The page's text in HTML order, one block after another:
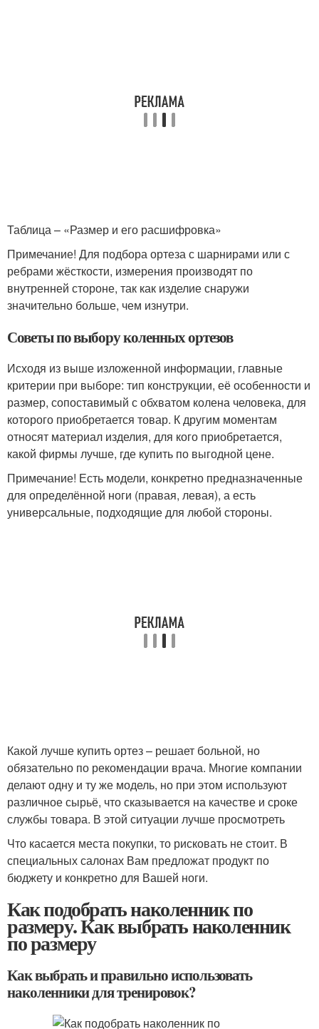
Таблица – «Размер и его расшифровка»
Примечание! Для подбора ортеза с шарнирами или с
ребрами жёсткости, измерения производят по
внутренней стороне, так как изделие снаружи
значительно больше, чем изнутри.
Советы по выбору коленных ортезов
Исходя из выше изложенной информации, главные
критерии при выборе: тип конструкции, её особенности и
размер, сопоставимый с обхватом колена человека, для
которого приобретается товар. К другим моментам
относят материал изделия, для кого приобретается,
какой фирмы лучше, где купить по выгодной цене.
Примечание! Есть модели, конкретно предназначенные
для определённой ноги (правая, левая), а есть
универсальные, подходящие для любой стороны.
Какой лучше купить ортез – решает больной, но
обязательно по рекомендации врача. Многие компании
делают одну и ту же модель, но при этом используют
различное сырьё, что сказывается на качестве и сроке
службы товара. В этой ситуации лучше просмотреть
Что касается места покупки, то рисковать не стоит. В
специальных салонах Вам предложат продукт по
бюджету и конкретно для Вашей ноги.
Как подобрать наколенник по
размеру. Как выбрать наколенник
по размеру
Как выбрать и правильно использовать
наколенники для тренировок?